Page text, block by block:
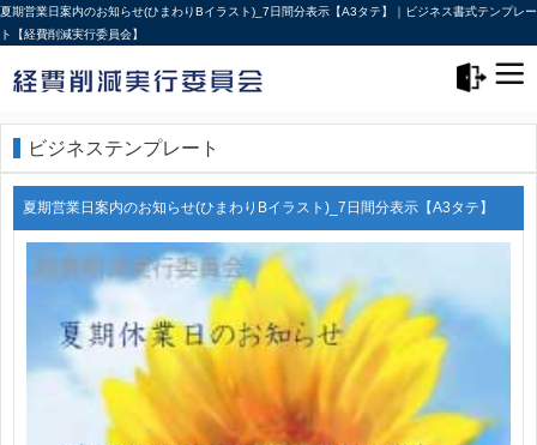
夏期営業日案内のお知らせ(ひまわりBイラスト)_7日間分表示【A3タテ】｜ビジネス書式テンプレー
ト【経費削減実行委員会】
ビジネステンプレート
夏期営業日案内のお知らせ(ひまわりBイラスト)_7日間分表示【A3タテ】